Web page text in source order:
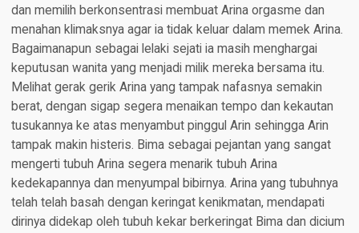
dan memilih berkonsentrasi membuat Arina orgasme dan
menahan klimaksnya agar ia tidak keluar dalam memek Arina.
Bagaimanapun sebagai lelaki sejati ia masih menghargai
keputusan wanita yang menjadi milik mereka bersama itu.
Melihat gerak gerik Arina yang tampak nafasnya semakin
berat, dengan sigap segera menaikan tempo dan kekautan
tusukannya ke atas menyambut pinggul Arin sehingga Arin
tampak makin histeris. Bima sebagai pejantan yang sangat
mengerti tubuh Arina segera menarik tubuh Arina
kedekapannya dan menyumpal bibirnya. Arina yang tubuhnya
telah telah basah dengan keringat kenikmatan, mendapati
dirinya didekap oleh tubuh kekar berkeringat Bima dan dicium